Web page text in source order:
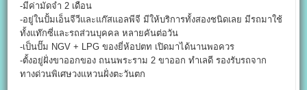
-มีค่ามัดจำ 2 เดือน
-อยู่ในปั้มเอ็นจีวีและแก๊สแอลพีจี มีให้บริการทั้งสองชนิดเลย มีรถมาใช้
ทั้งแท๊กซี่และรถส่วนบุคคล หลายคันต่อวัน
-เป็นปั๊ม NGV + LPG ของยี่ห้อปตท เปิดมาได้นานพอควร
-ตั้งอยู่ฝั่งขาออกของ ถนนพระราม 2 ขาออก ทำเลดี รองรับรถจาก
ทางด่วนพิเศษวงแหวนฝั่งตะวันตก